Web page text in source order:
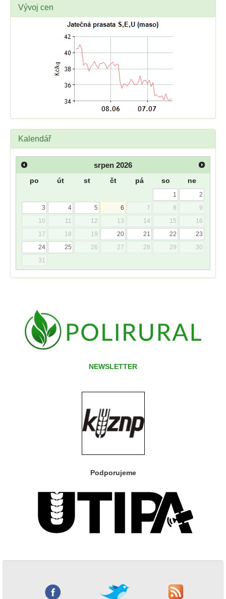
Vývoj cen
Kalendář
srpen 2026
po út st čt pá so ne
1
2
3
4 5 6 7 8
9
10
11 12 13 14 15
16
17
18 19 20 21 22
23
24
25 26 27 28 29
30
31
NEWSLETTER
Podporujeme